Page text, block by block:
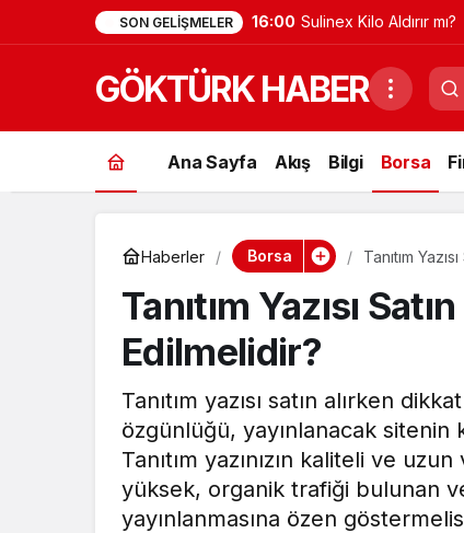
SON GELIŞMELER 16:00 Brokoli Kilo Aldırır mı?
GÖKTÜRK HABER
Ana Sayfa Akış Bilgi Borsa
Haberler Borsa Tanıtım
Tanıtım Yazısı
Edilmelidir?
Tanıtım yazısı satın alırken
özgünlüğü, yayınlanacak
Tanıtım yazınızın kaliteli ve
yüksek, organik trafiği bulunan
yayınlanmasına özen